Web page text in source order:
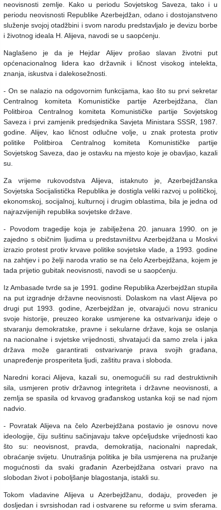
neovisnosti zemlje. Kako u periodu Sovjetskog Saveza, tako i u
periodu neovisnosti Republike Azerbejdžan, odano i dostojanstveno
služenje svojoj otadžbini i svom narodu predstavljalo je devizu borbe
i životnog ideala H. Alijeva, navodi se u saopćenju.
Naglašeno je da je Hejdar Alijev prošao slavan životni put
općenacionalnog lidera kao državnik i ličnost visokog intelekta,
znanja, iskustva i dalekosežnosti.
- On se nalazio na odgovornim funkcijama, kao što su prvi sekretar
Centralnog komiteta Komunističke partije Azerbejdžana, član
Politbiroa Centralnog komiteta Komunističke partije Sovjetskog
Saveza i prvi zamjenik predsjednika Savjeta Ministara SSSR, 1987.
godine. Alijev, kao ličnost odlučne volje, u znak protesta protiv
politike Politbiroa Centralnog komiteta Komunističke partije
Sovjetskog Saveza, dao je ostavku na mjesto koje je obavljao, kazali
su.
Za vrijeme rukovodstva Alijeva, istaknuto je, Azerbejdžanska
Sovjetska Socijalistička Republika je dostigla veliki razvoj u političkoj,
ekonomskoj, socijalnoj, kulturnoj i drugim oblastima, bila je jedna od
najrazvijenijih republika sovjetske države.
- Povodom tragedije koja je zabilježena 20. januara 1990. on je
zajedno s običnim ljudima u predstavništvu Azerbejdžana u Moskvi
izrazio protest protiv krvave politike sovjetske vlade, a 1993. godine
na zahtjev i po želji naroda vratio se na čelo Azerbejdžana, kojem je
tada prijetio gubitak neovisnosti, navodi se u saopćenju.
Iz Ambasade tvrde sa je 1991. godine Republika Azerbejdžan stupila
na put izgradnje državne neovisnosti. Dolaskom na vlast Alijeva po
drugi put 1993. godine, Azerbejdžan je, otvarajući novu stranicu
svoje historije, preuzeo korake usmjerene ka ostvarivanju ideje o
stvaranju demokratske, pravne i sekularne države, koja se oslanja
na nacionalne i svjetske vrijednosti, shvatajući da samo zrela i jaka
država može garantirati ostvarivanje prava svojih građana,
unapređenje prosperiteta ljudi, zaštitu prava i sloboda.
Naredni koraci Alijeva, kazali su, onemogućili su rad destruktivnih
sila, usmjeren protiv državnog integriteta i državne neovisnosti, a
zemlja se spasila od krvavog građanskog ustanka koji se nad njom
nadvio.
- Povratak Alijeva na čelo Azerbejdžana postavio je osnovu nove
ideologije, čiju suštinu sačinjavaju takve općeljudske vrijednosti kao
što su: neovisnost, pravda, demokratija, nacionalni napredak,
obraćanje svijetu. Unutrašnja politika je bila usmjerena na pružanje
mogućnosti da svaki građanin Azerbejdžana ostvari pravo na
slobodan život i poboljšanje blagostanja, istakli su.
Tokom vladavine Alijeva u Azerbejdžanu, dodaju, proveden je
dosljedan i svrsishodan rad i ostvarene su reforme u svim sferama.